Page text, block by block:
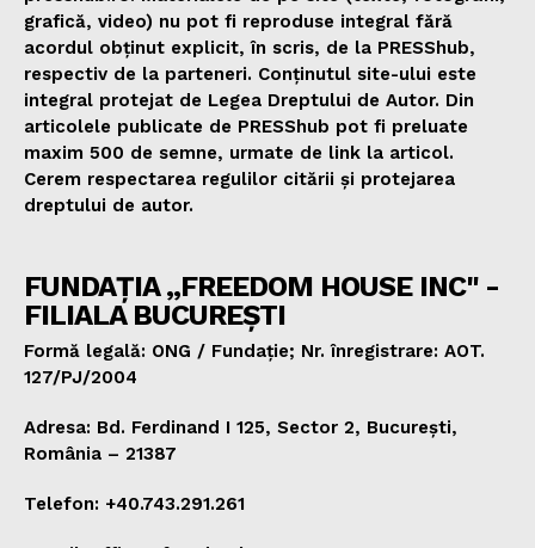
grafică, video) nu pot fi reproduse integral fără
acordul obținut explicit, în scris, de la PRESShub,
respectiv de la parteneri. Conținutul site-ului este
integral protejat de Legea Dreptului de Autor. Din
articolele publicate de PRESShub pot fi preluate
maxim 500 de semne, urmate de link la articol.
Cerem respectarea regulilor citării și protejarea
dreptului de autor.
FUNDAȚIA „FREEDOM HOUSE INC" -
FILIALA BUCUREȘTI
Formă legală: ONG / Fundație; Nr. înregistrare: AOT.
127/PJ/2004
Adresa: Bd. Ferdinand I 125, Sector 2, București,
România – 21387
Telefon: +40.743.291.261